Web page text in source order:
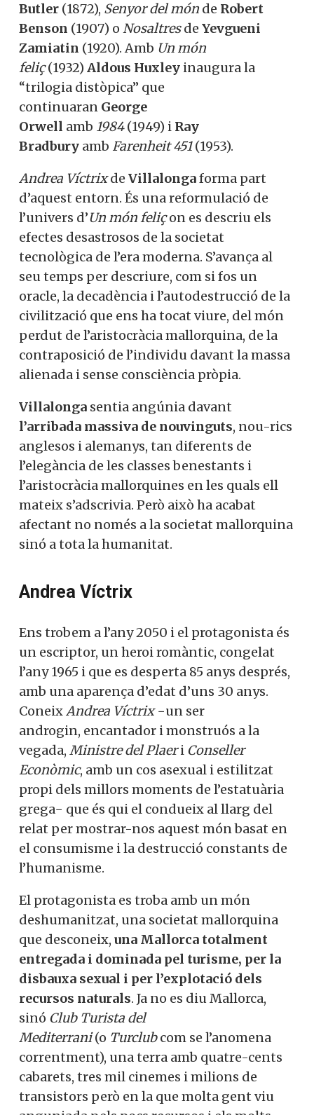
Butler (1872), Senyor del món de Robert
Benson (1907) o Nosaltresde Yevgueni
Zamiatin (1920). Amb Un món
feliç(1932) Aldous Huxley inaugura la
“trilogia distòpica” que
continuaran George
Orwell amb 1984(1949) i Ray
Bradbury amb Farenheit 451(1953).
Andrea Víctrixde Villalongaforma part
d’aquest entorn. És una reformulació de
l’univers d’Un món feliçon es descriu els
efectes desastrosos de la societat
tecnològica de l’era moderna. S’avança al
seu temps per descriure, com si fos un
oracle, la decadència i l’autodestrucció de la
civilització que ens ha tocat viure, del món
perdut de l’aristocràcia mallorquina, de la
contraposició de l’individu davant la massa
alienada i sense consciència pròpia.
Villalonga sentia angúnia davant
l’arribada massiva de nouvinguts, nou-rics
anglesos i alemanys, tan diferents de
l’elegància de les classes benestants i
l’aristocràcia mallorquines en les quals ell
mateix s’adscrivia. Però això ha acabat
afectant no només a la societat mallorquina
sinó a tota la humanitat.
Andrea Víctrix
Ens trobem a l’any 2050 i el protagonista és
un escriptor, un heroi romàntic, congelat
l’any 1965 i que es desperta 85 anys després,
amb una aparença d’edat d’uns 30 anys.
ConeixAndrea Víctrix−un ser
androgin, encantador i monstruós a la
vegada, Ministre del Plaeri Conseller
Econòmic, amb un cos asexual i estilitzat
propi dels millors moments de l’estatuària
grega− que és qui el condueix al llarg del
relat per mostrar-nos aquest món basat en
el consumisme i la destrucció constants de
l’humanisme.
El protagonista es troba amb un món
deshumanitzat, una societat mallorquina
que desconeix, una Mallorca totalment
entregada i dominada pel turisme, per la
disbauxa sexual i per l’explotació dels
recursos naturals. Ja no es diu Mallorca,
sinó Club Turista del
Mediterrani(o Turclubcom se l’anomena
correntment), una terra amb quatre-cents
cabarets, tres mil cinemes i milions de
transistors però en la que molta gent viu